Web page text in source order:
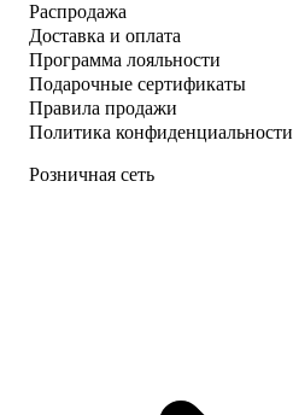
Распродажа
Доставка и оплата
Программа лояльности
Подарочные сертификаты
Правила продажи
Политика конфиденциальности
Розничная сеть